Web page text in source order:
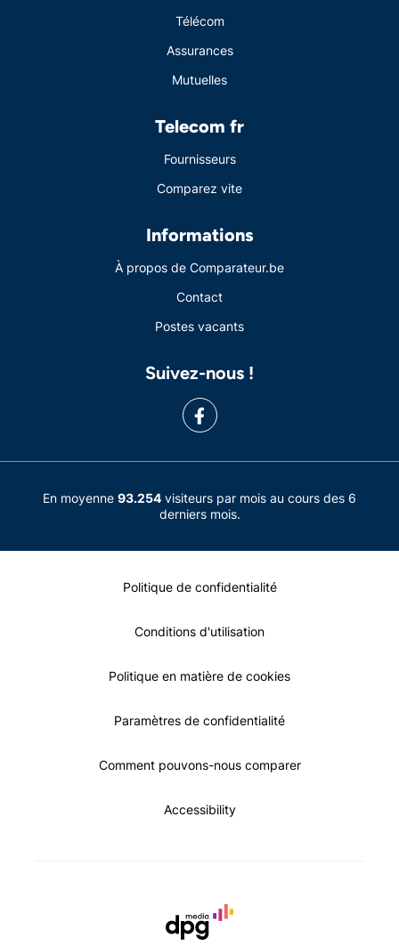
Télécom
Assurances
Mutuelles
Telecom fr
Fournisseurs
Comparez vite
Informations
À propos de Comparateur.be
Contact
Postes vacants
Suivez-nous !
En moyenne 93.254 visiteurs par mois au cours des 6
derniers mois.
Politique de confidentialité
Conditions d'utilisation
Politique en matière de cookies
Paramètres de confidentialité
Comment pouvons-nous comparer
Accessibility